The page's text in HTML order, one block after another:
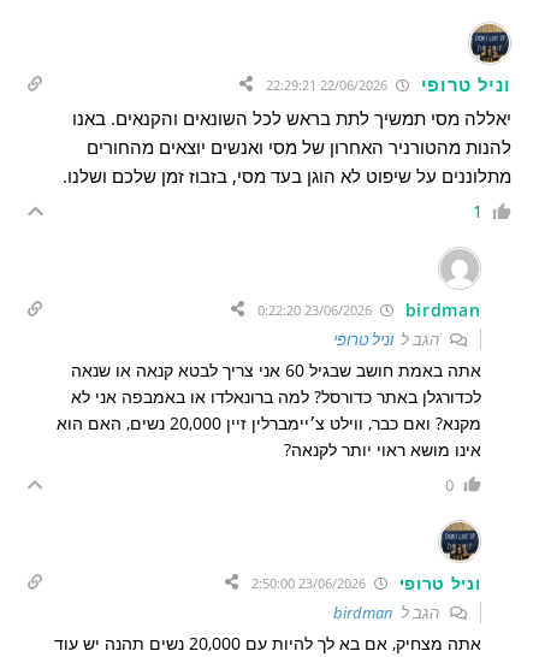
וניל טרופי 22/06/2026 22:29:21
יאללה מסי תמשיך לתת בראש לכל השונאים והקנאים. באנו
להנות מהטורניר האחרון של מסי ואנשים יוצאים מהחורים
מתלוננים על שיפוט לא הוגן בעד מסי, בזבוז זמן שלכם ושלנו.
1
birdman
23/06/2026 0:22:20
הגב לוניל טרופי
אתה באמת חושב שבגיל 60 אני צריך לבטא קנאה או שנאה
לכדורגלן באתר כדורסל? למה ברונאלדו או באמבפה אני לא
מקנא? ואם כבר, ווילט צ׳יימברלין זיין 20,000 נשים, האם הוא
אינו מושא ראוי יותר לקנאה?
0
וניל טרופי 23/06/2026 2:50:00
הגב ל birdman
אתה מצחיק, אם בא לך להיות עם 20,000 נשים תהנה יש עוד